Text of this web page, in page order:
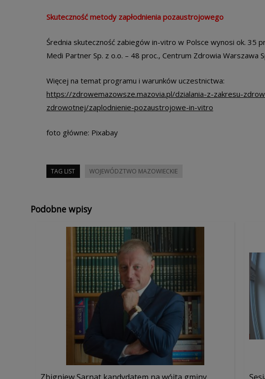
Skuteczność metody zapłodnienia pozaustrojowego
Średnia skuteczność zabiegów in-vitro w Polsce wynosi ok. 35
Medi Partner Sp. z o.o. – 48 proc., Centrum Zdrowia Warszawa
Więcej na temat programu i warunków uczestnictwa:
https://zdrowemazowsze.mazovia.pl/dzialania-z-zakresu-
zdrowotnej/zaplodnienie-pozaustrojowe-in-vitro
foto główne: Pixabay
TAG LIST WOJEWÓDZTWO MAZOWIECKIE
Podobne wpisy